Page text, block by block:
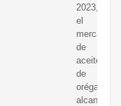
2023,
el
mercado
de
aceite
de
orégano
alcanzó